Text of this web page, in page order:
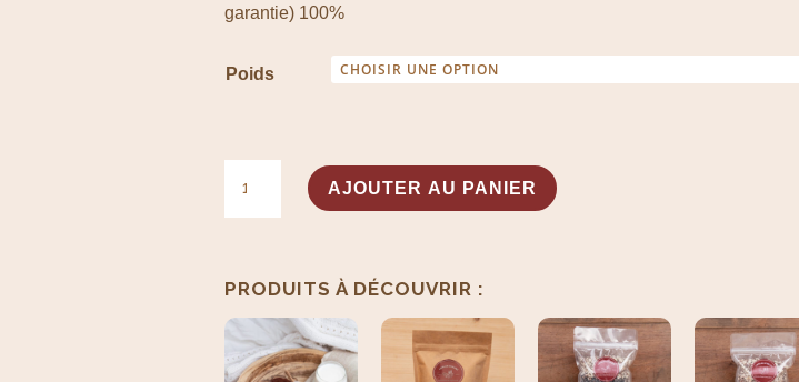
garantie) 100%
Poids
noisette
Piémont
AJOUTER AU PANIER
t
e
n
PRODUITS À DÉCOUVRIR :
PRODUITS SIMILAIRES